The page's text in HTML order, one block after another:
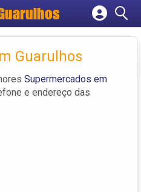
empresa
conta
Guarulhos
Supermercados em
e endereço das